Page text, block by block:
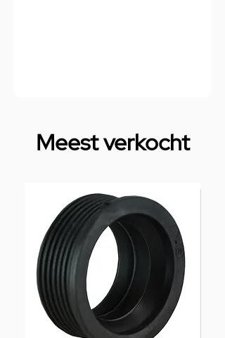
Meest verkocht